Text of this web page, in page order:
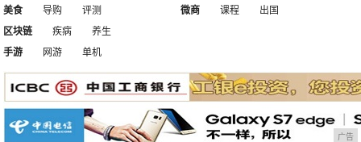
美食
导购 评测
微商
课程
出国
区块链
疾病
养生
手游
网游 单机
广告